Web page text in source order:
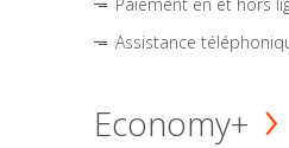
Assistance
Economy+